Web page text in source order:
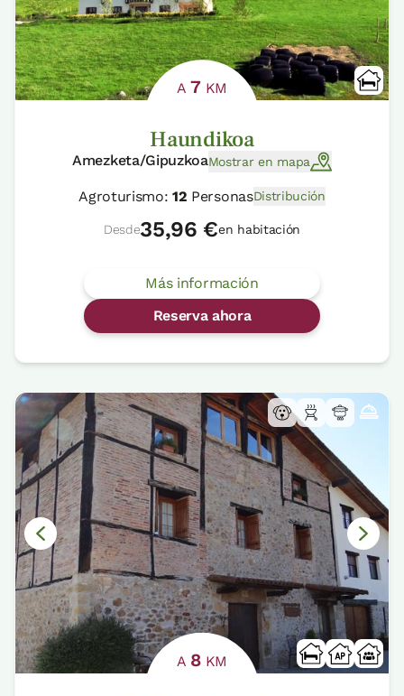
A7 KM
Haundikoa
Amezketa/GipuzkoaMostrar en mapa
Agroturismo:12 PersonasDistribución
Desde35,96 €en habitación
Más información
Reserva ahora
A 8 KM